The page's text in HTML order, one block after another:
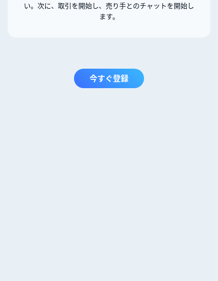
い。次に、取引を開始し、売り手とのチャットを開始し
ます。
今すぐ登録